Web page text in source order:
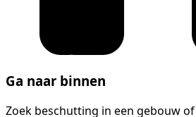
Ga naar binnen
Zoek beschutting in een gebouw